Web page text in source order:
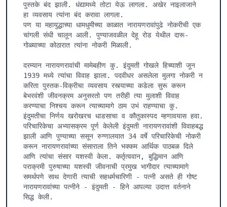
पुस्तके बंद झाली. धंद्यामध्ये तोटा येऊ लागला. अखेर नाइलाजाने
हा व्यवसाय त्यांना बंद करावा लागला.
पण या महायुद्धाच्या धामधुमीच्या काळात नारायणरावांपुढे नोकरीची एक
चांगली संधी चालून आली. पुण्याजवळील देहू रोड येथील दारू-
गोळ्याच्या कोठारात त्यांना नोकरी मिळाली.
दरम्यान नारायणरावांची मामेबहीण कु. इंदुमती गोखले हिच्याशी जून
1939 मध्ये त्यांचा विवाह झाला. पदवीधर असलेला मुलगा नोकरी न
करिता पुस्तक-विक्रीचा व्यवसाय रस्त्याच्या कडेला सुरू करून
बेभरवंशी जीवनक्रम अनुसरतो पण तरीही त्या मुलाशी विवाह
करण्याचा निश्चय करून त्याच्यामागे ठाम उभं राहण्याचा कु.
इंदुमतीचा निर्णय खरोखरच धाडसाचा व कौतुकास्पद म्हणावयास हवा.
परिचारिकेचा अभ्यासक्रम पूर्ण केलेली इंदुमती नारायणरावांशी विवाहबद्ध
झाली आणि पुण्याच्या ससून रुग्णालयात 34 वर्षे परिचारिकेची नोकरी
करून नारायणरावांच्या संसाराला तिने भक्कम आर्थिक पाठबळ दिले
आणि त्यांचा संसार यशस्वी केला. कर्तृत्ववान, बुद्धिमान आणि
पराक्रमी पुरुषाच्या यशस्वी जीवनाची प्रमुख भागीदार त्याच्यामागे
समर्थपणे साथ देणारी त्याची सहधर्मचारिणी - पत्नी असते ही गोष्ट
नारायणरावांच्या पत्नीने - इंदुमती - हिने आपल्या उदात्त वर्तनाने
सिद्ध केली.